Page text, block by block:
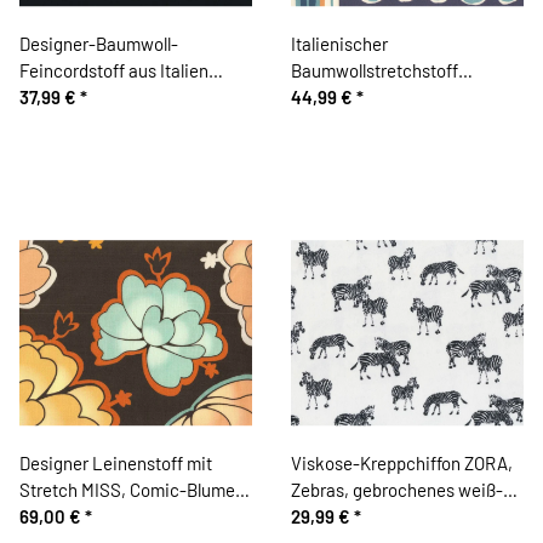
Designer-Baumwoll-
Feincordstoff aus Italien
GIORGIO, marineblau
37,99 € *
Italienischer
Baumwollstretchstoff
ARMANDO, Kreise mit
44,99 € *
Designer Leinenstoff mit
Stretch MISS, Comic-Blumen,
anthrazit
69,00 € *
Viskose-Kreppchiffon ZORA,
Zebras, gebrochenes weiß-
schwarz
29,99 € *